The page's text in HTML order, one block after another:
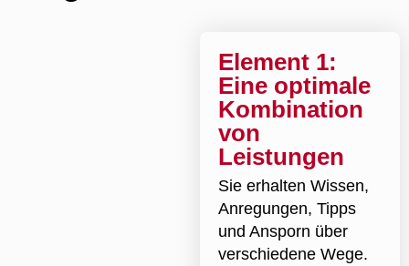
Element 1:
Eine optimale
Kombination
von
Leistungen
Sie erhalten Wissen,
Anregungen, Tipps
und Ansporn über
verschiedene Wege.